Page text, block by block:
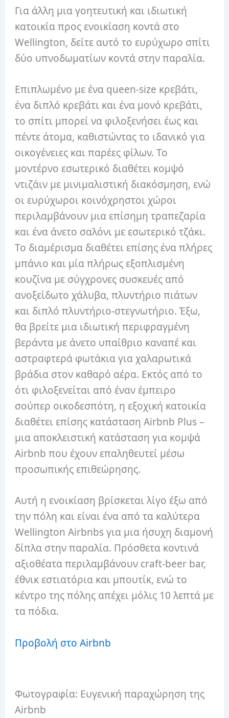
Για άλλη μια γοητευτική και ιδιωτική
κατοικία προς ενοικίαση κοντά στο
Wellington, δείτε αυτό το ευρύχωρο σπίτι
δύο υπνοδωματίων κοντά στην παραλία.
Επιπλωμένο με ένα queen-size κρεβάτι,
ένα διπλό κρεβάτι και ένα μονό κρεβάτι,
το σπίτι μπορεί να φιλοξενήσει έως και
πέντε άτομα, καθιστώντας το ιδανικό για
οικογένειες και παρέες φίλων.Το
μοντέρνο εσωτερικό διαθέτει κομψό
ντιζάιν με μινιμαλιστική διακόσμηση, ενώ
οι ευρύχωροι κοινόχρηστοι χώροι
περιλαμβάνουν μια επίσημη τραπεζαρία
και ένα άνετο σαλόνι με εσωτερικό τζάκι.
Το διαμέρισμα διαθέτει επίσης ένα πλήρες
μπάνιο και μία πλήρως εξοπλισμένη
κουζίνα με σύγχρονες συσκευές από
ανοξείδωτο χάλυβα, πλυντήριο πιάτων
και διπλό πλυντήριο-στεγνωτήριο.Έξω,
θα βρείτε μια ιδιωτική περιφραγμένη
βεράντα με άνετο υπαίθριο καναπέ και
αστραφτερά φωτάκια για χαλαρωτικά
βράδια στον καθαρό αέρα. Εκτός από το
ότι φιλοξενείται από έναν έμπειρο
σούπερ οικοδεσπότη, η εξοχική κατοικία
διαθέτει επίσης κατάσταση Airbnb Plus –
μια αποκλειστική κατάσταση για κομψά
Airbnb που έχουν επαληθευτεί μέσω
προσωπικής επιθεώρησης.
Αυτή η ενοικίαση βρίσκεται λίγο έξω από
την πόλη και είναι ένα από τα καλύτερα
Wellington Airbnbs για μια ήσυχη διαμονή
δίπλα στην παραλία. Πρόσθετα κοντινά
αξιοθέατα περιλαμβάνουν craft-beer bar,
έθνικ εστιατόρια και μπουτίκ, ενώ το
κέντρο της πόλης απέχει μόλις 10 λεπτά με
τα πόδια.
Προβολή στο Airbnb
Φωτογραφία: Ευγενική παραχώρηση της
Airbnb